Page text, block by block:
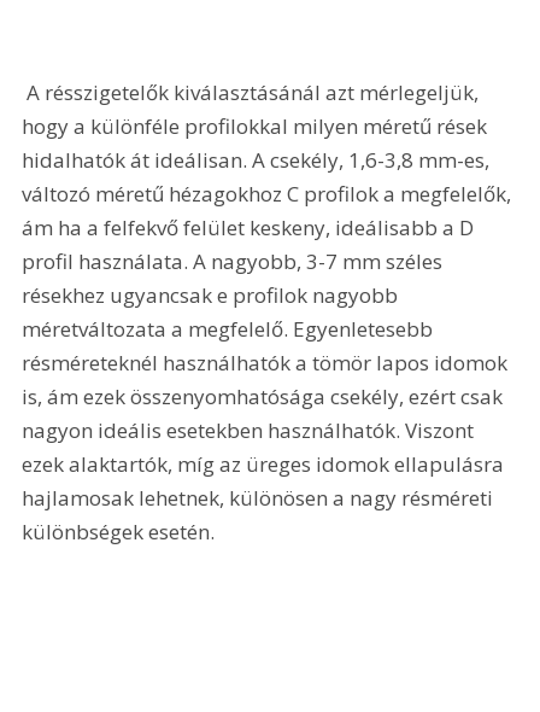
A résszigetelők kiválasztásánál azt mérlegeljük,
hogy a különféle profilokkal milyen méretű rések
hidalhatók át ideálisan. A csekély, 1,6-3,8 mm-es,
változó méretű hézagokhoz C profilok a megfelelők,
ám ha a felfekvő felület keskeny, ideálisabb a D
profil használata. A nagyobb, 3-7 mm széles
résekhez ugyancsak e profilok nagyobb
méretváltozata a megfelelő. Egyenletesebb
résméreteknél használhatók a tömör lapos idomok
is, ám ezek összenyomhatósága csekély, ezért csak
nagyon ideális esetekben használhatók. Viszont
ezek alaktartók, míg az üreges idomok ellapulásra
hajlamosak lehetnek, különösen a nagy résméreti
különbségek esetén.